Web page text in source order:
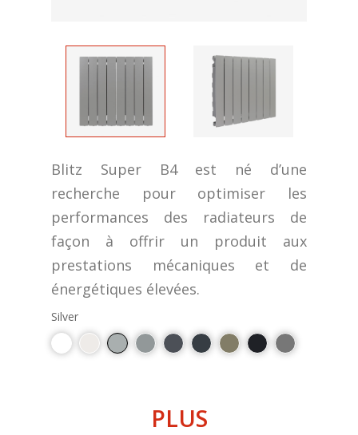
Blitz Super B4 est né d’une
recherche pour optimiser les
performances des radiateurs de
façon à offrir un produit aux
prestations mécaniques et de
énergétiques élevées.
Silver
PLUS